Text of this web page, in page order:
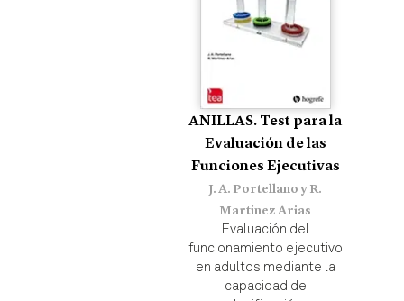
ANILLAS. Test para la
Evaluación de las
Funciones Ejecutivas
J. A. Portellano y R.
Martínez Arias
Evaluación del
funcionamiento ejecutivo
en adultos mediante la
capacidad de